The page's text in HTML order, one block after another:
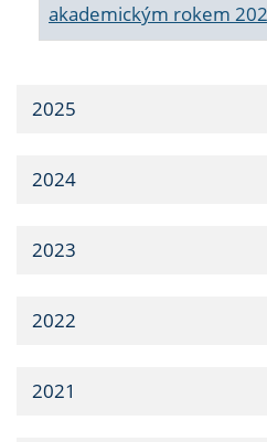
akademickým rokem
2025
2024
2023
2022
2021